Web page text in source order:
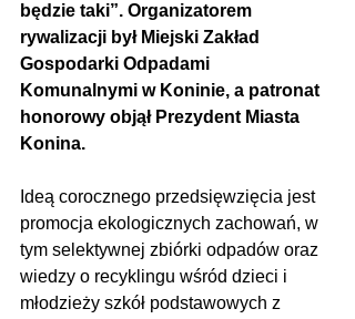
będzie taki”. Organizatorem
rywalizacji był Miejski Zakład
Gospodarki Odpadami
Komunalnymi w Koninie, a patronat
honorowy objął Prezydent Miasta
Konina.
Ideą corocznego przedsięwzięcia jest
promocja ekologicznych zachowań, w
tym selektywnej zbiórki odpadów oraz
wiedzy o recyklingu wśród dzieci i
młodzieży szkół podstawowych z